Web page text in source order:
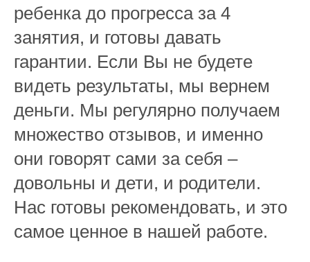
ребенка до прогресса за 4
занятия, и готовы давать
гарантии. Если Вы не будете
видеть результаты, мы вернем
деньги. Мы регулярно получаем
множество отзывов, и именно
они говорят сами за себя –
довольны и дети, и родители.
Нас готовы рекомендовать, и это
самое ценное в нашей работе.